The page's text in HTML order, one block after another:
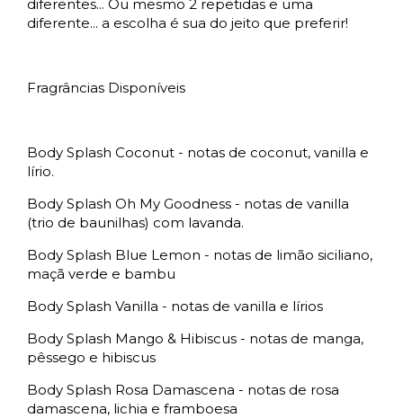
diferentes... Ou mesmo 2 repetidas e uma
diferente... a escolha é sua do jeito que preferir!
Fragrâncias Disponíveis
Body Splash Coconut - notas de coconut, vanilla e
lírio.
Body Splash Oh My Goodness - notas de vanilla
(trio de baunilhas) com lavanda.
Body Splash Blue Lemon - notas de limão siciliano,
maçã verde e bambu
Body Splash Vanilla - notas de vanilla e lírios
Body Splash Mango & Hibiscus - notas de manga,
pêssego e hibiscus
Body Splash Rosa Damascena - notas de rosa
damascena, lichia e framboesa